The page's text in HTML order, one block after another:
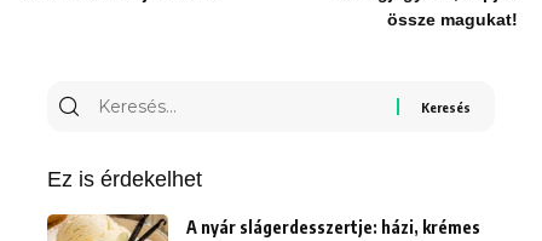
össze magukat!
Keresés
Ez is érdekelhet
A nyár slágerdesszertje: házi, krémes